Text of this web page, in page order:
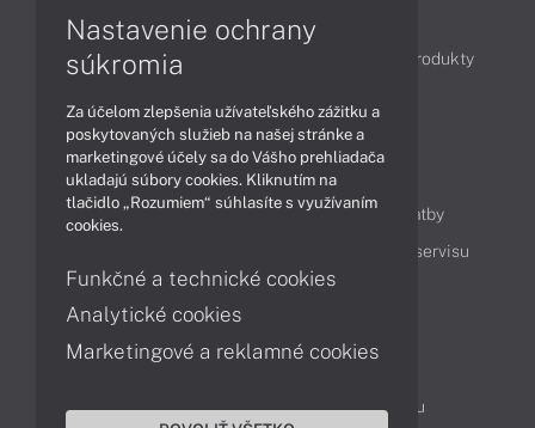
Články
Obchodné informácie
Produkty
Obsah
Ako nakupovať
Možnosti doručenia a platby
Cenník servisu
Kontakty
Servisné oddelenie
Reklamácia tovaru
Nastavenie ochrany
súkromia
Za účelom zlepšenia užívateľského zážitku a
poskytovaných služieb na našej stránke a
marketingové účely sa do Vášho prehliadača
ukladajú súbory cookies. Kliknutím na
tlačidlo „Rozumiem“ súhlasíte s využívaním
cookies.
Funkčné a technické cookies
Analytické cookies
Marketingové a reklamné cookies